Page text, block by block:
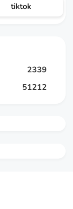
tiktok
2339
51212